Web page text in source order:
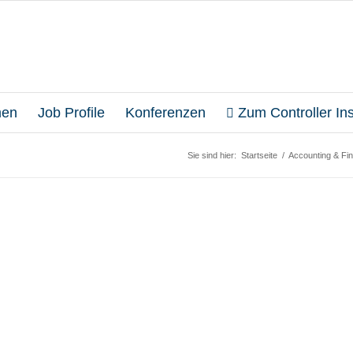
Job Profile Konferenzen Zum Controller
Sie sind hier: Startseite / Accounting &